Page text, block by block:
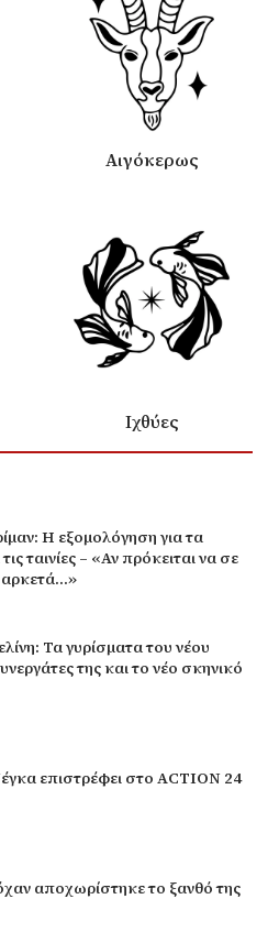
Αιγόκερως
Ιχθύες
Η εξομολόγηση για τα
ταινίες – «Αν πρόκειται να σε
Τα γυρίσματα του νέου
της και το νέο σκηνικό
επιστρέφει στο ACTION 24
αποχωρίστηκε το ξανθό της